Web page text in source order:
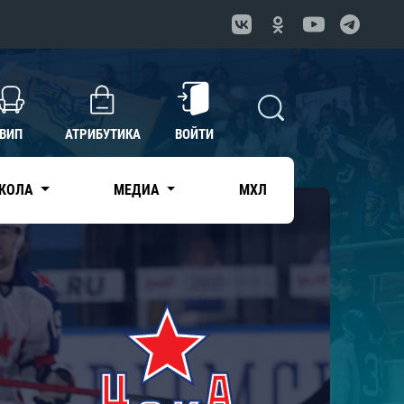
ВИП АТРИБУТИКА ВОЙТИ
МЕДИА МХЛ